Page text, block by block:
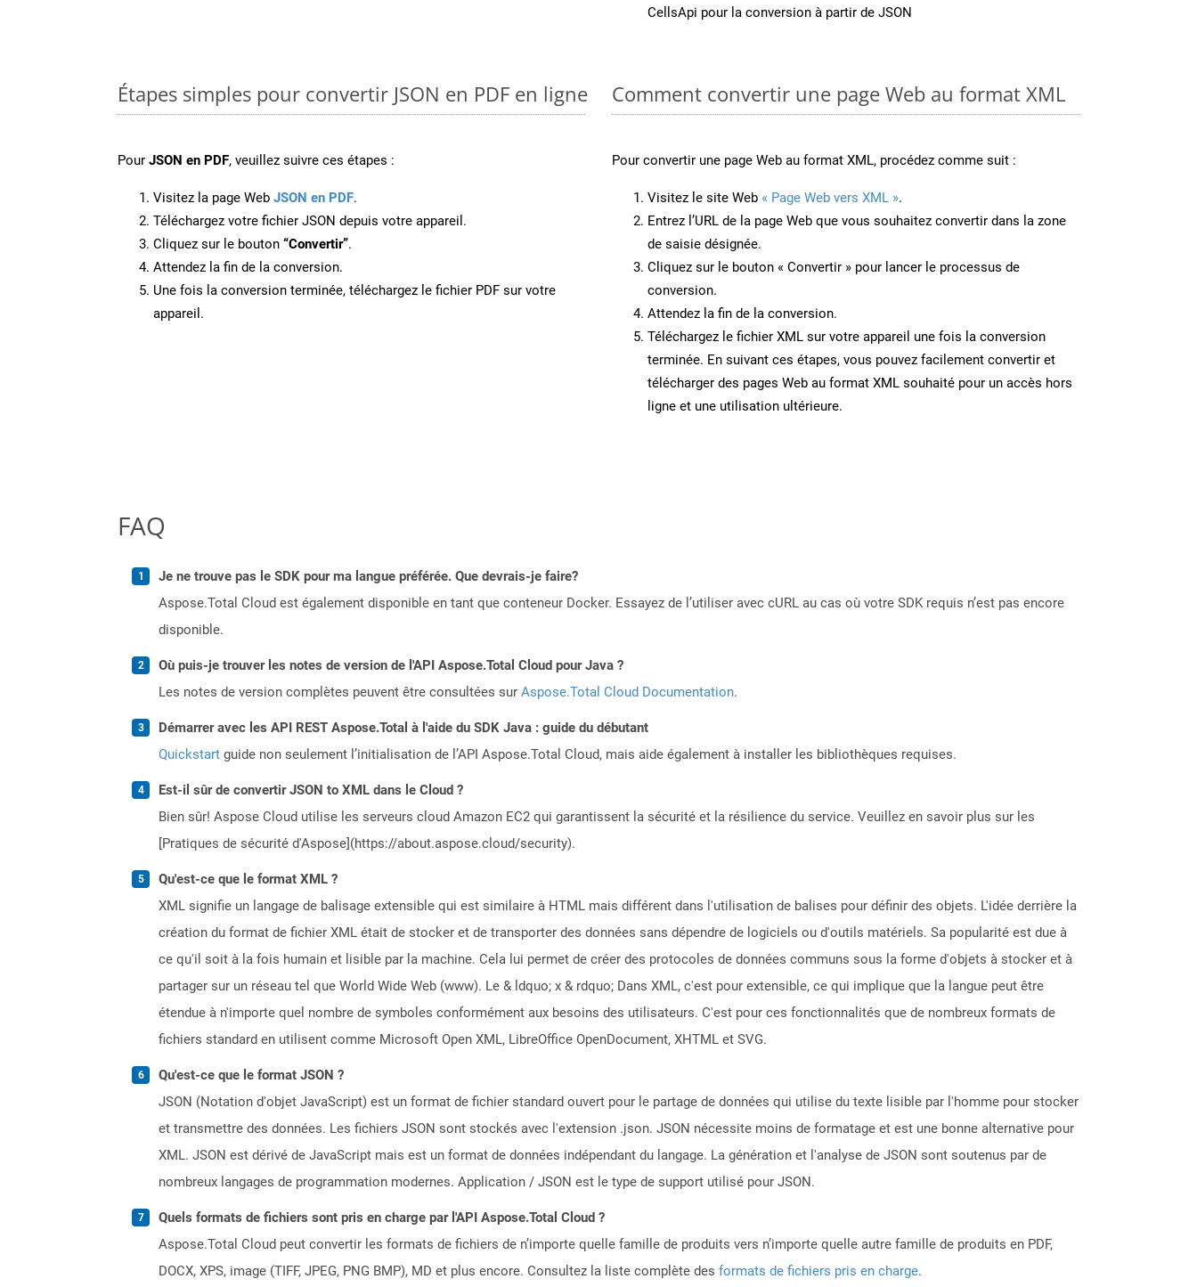
CellsApi pour la conversion à partir de JSON
Étapes simples pour convertir JSON en PDF en ligne
Pour JSON en PDF, veuillez suivre ces étapes :
Visitez la page Web JSON en PDF.
Téléchargez votre fichier JSON depuis votre appareil.
Cliquez sur le bouton “Convertir”.
Attendez la fin de la conversion.
Une fois la conversion terminée, téléchargez le fichier PDF sur votre
appareil.
Comment convertir une page Web au format XML
Pour convertir une page Web au format XML, procédez comme suit :
Visitez le site Web « Page Web vers XML ».
Entrez l’URL de la page Web que vous souhaitez convertir dans la zone
de saisie désignée.
Cliquez sur le bouton « Convertir » pour lancer le processus de
conversion.
Attendez la fin de la conversion.
Téléchargez le fichier XML sur votre appareil une fois la conversion
terminée. En suivant ces étapes, vous pouvez facilement convertir et
télécharger des pages Web au format XML souhaité pour un accès hors
ligne et une utilisation ultérieure.
FAQ
Je ne trouve pas le SDK pour ma langue préférée. Que devrais-je faire?
Aspose.Total Cloud est également disponible en tant que conteneur Docker. Essayez de l’utiliser avec cURL au cas où votre SDK requis n’est pas encore
disponible.
Où puis-je trouver les notes de version de l'API Aspose.Total Cloud pour Java ?
Les notes de version complètes peuvent être consultées sur Aspose.Total Cloud Documentation.
Démarrer avec les API REST Aspose.Total à l'aide du SDK Java : guide du débutant
Quickstart guide non seulement l’initialisation de l’API Aspose.Total Cloud, mais aide également à installer les bibliothèques requises.
Est-il sûr de convertir JSON to XML dans le Cloud ?
Bien sûr! Aspose Cloud utilise les serveurs cloud Amazon EC2 qui garantissent la sécurité et la résilience du service. Veuillez en savoir plus sur les
[Pratiques de sécurité d'Aspose](https://about.aspose.cloud/security).
Qu'est-ce que le format XML ?
XML signifie un langage de balisage extensible qui est similaire à HTML mais différent dans l'utilisation de balises pour définir des objets. L'idée derrière la
création du format de fichier XML était de stocker et de transporter des données sans dépendre de logiciels ou d'outils matériels. Sa popularité est due à
ce qu'il soit à la fois humain et lisible par la machine. Cela lui permet de créer des protocoles de données communs sous la forme d'objets à stocker et à
partager sur un réseau tel que World Wide Web (www). Le & ldquo; x & rdquo; Dans XML, c'est pour extensible, ce qui implique que la langue peut être
étendue à n'importe quel nombre de symboles conformément aux besoins des utilisateurs. C'est pour ces fonctionnalités que de nombreux formats de
fichiers standard en utilisent comme Microsoft Open XML, LibreOffice OpenDocument, XHTML et SVG.
Qu'est-ce que le format JSON ?
JSON (Notation d'objet JavaScript) est un format de fichier standard ouvert pour le partage de données qui utilise du texte lisible par l'homme pour stocker
et transmettre des données. Les fichiers JSON sont stockés avec l'extension .json. JSON nécessite moins de formatage et est une bonne alternative pour
XML. JSON est dérivé de JavaScript mais est un format de données indépendant du langage. La génération et l'analyse de JSON sont soutenus par de
nombreux langages de programmation modernes. Application / JSON est le type de support utilisé pour JSON.
Quels formats de fichiers sont pris en charge par l'API Aspose.Total Cloud ?
Aspose.Total Cloud peut convertir les formats de fichiers de n’importe quelle famille de produits vers n’importe quelle autre famille de produits en PDF,
DOCX, XPS, image (TIFF, JPEG, PNG BMP), MD et plus encore. Consultez la liste complète des formats de fichiers pris en charge.